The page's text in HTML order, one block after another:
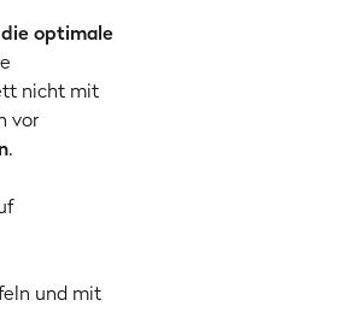
die optimale
nicht mit
vor
.
und mit